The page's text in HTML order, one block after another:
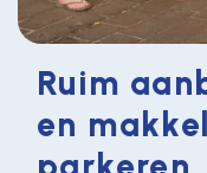
Ruim
en